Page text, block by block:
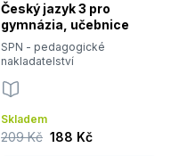
Český jazyk 3 pro
gymnázia, učebnice
SPN - pedagogické
nakladatelství
Skladem
209 Kč 188 Kč